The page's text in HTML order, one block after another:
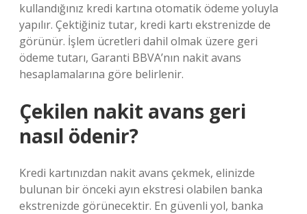
kullandığınız kredi kartına otomatik ödeme yoluyla
yapılır. Çektiğiniz tutar, kredi kartı ekstrenizde de
görünür. İşlem ücretleri dahil olmak üzere geri
ödeme tutarı, Garanti BBVA’nın nakit avans
hesaplamalarına göre belirlenir.
Çekilen nakit avans geri
nasıl ödenir?
Kredi kartınızdan nakit avans çekmek, elinizde
bulunan bir önceki ayın ekstresi olabilen banka
ekstrenizde görünecektir. En güvenli yol, banka